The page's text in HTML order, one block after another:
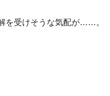
を受けそうな気配が……。